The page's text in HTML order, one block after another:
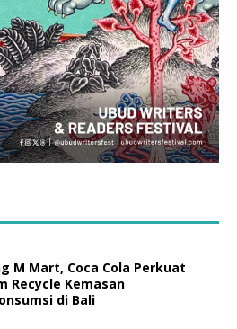
M Mart, Coca Cola Perkuat
Recycle Kemasan
di Bali